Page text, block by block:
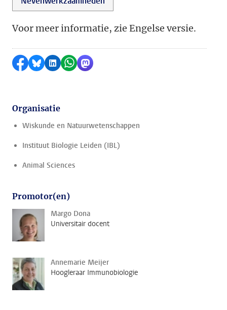
Voor meer informatie, zie Engelse versie.
Delen op Facebook
Delen via Bluesky
Delen op LinkedIn
Delen via WhatsApp
Delen via Mastodon
Organisatie
Wiskunde en Natuurwetenschappen
Instituut Biologie Leiden (IBL)
Animal Sciences
Promotor(en)
Margo Dona
Universitair docent
Annemarie Meijer
Hoogleraar Immunobiologie